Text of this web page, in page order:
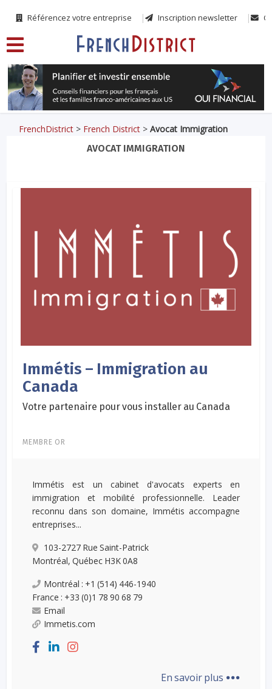
Référencez votre entreprise Inscription newsletter
FrenchDistrict > French District >Avocat Immigration
AVOCAT IMMIGRATION
Immétis – Immigration au
Canada
Votre partenaire pour vous installer au Canada
MEMBRE OR
Immétis est un cabinet d'avocats experts en
immigration et mobilité professionnelle. Leader
reconnu dans son domaine, Immétis accompagne
entreprises...
103-2727 Rue Saint-Patrick
Montréal, Québec H3K 0A8
Montréal : +1 (514) 446-1940
France : +33 (0)1 78 90 68 79
Email
Immetis.com
En savoir plus ...